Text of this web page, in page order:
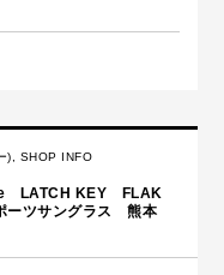
) SHOP INFO
LATCH KEY FLAK
ツサングラス 熊本